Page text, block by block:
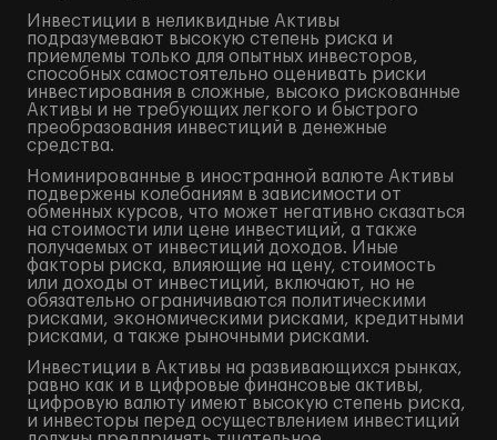
Инвестиции в неликвидные Активы
подразумевают высокую степень риска и
приемлемы только для опытных инвесторов,
способных самостоятельно оценивать риски
инвестирования в сложные, высоко рискованные
Активы и не требующих легкого и быстрого
преобразования инвестиций в денежные
средства.
Номинированные в иностранной валюте Активы
подвержены колебаниям в зависимости от
обменных курсов, что может негативно сказаться
на стоимости или цене инвестиций, а также
получаемых от инвестиций доходов. Иные
факторы риска, влияющие на цену, стоимость
или доходы от инвестиций, включают, но не
обязательно ограничиваются политическими
рисками, экономическими рисками, кредитными
рисками, а также рыночными рисками.
Инвестиции в Активы на развивающихся рынках,
равно как и в цифровые финансовые активы,
цифровую валюту имеют высокую степень риска,
и инвесторы перед осуществлением инвестиций